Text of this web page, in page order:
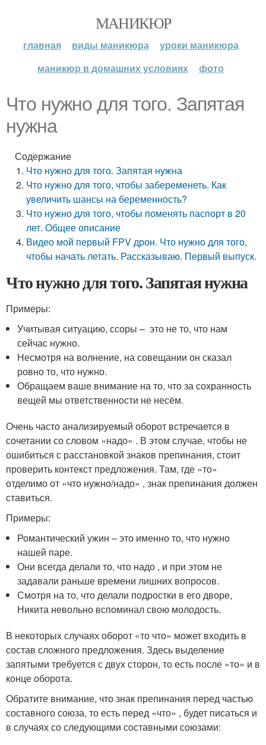
МАНИКЮР
главная виды маникюра
уроки маникюра
маникюр в домашних условиях
фото
Что нужно для того. Запятая
нужна
Содержание
Что нужно для того. Запятая нужна
Что нужно для того, чтобы забеременеть. Как
увеличить шансы на беременность?
Что нужно для того, чтобы поменять паспорт в 20
лет. Общее описание
Видео мой первый FPV дрон. Что нужно для того,
чтобы начать летать. Рассказываю. Первый выпуск.
Что нужно для того. Запятая нужна
Примеры:
Учитывая ситуацию, ссоры – это не то, что нам
сейчас нужно.
Несмотря на волнение, на совещании он сказал
ровно то, что нужно.
Обращаем ваше внимание на то, что за сохранность
вещей мы ответственности не несём.
Очень часто анализируемый оборот встречается в
сочетании со словом «надо» . В этом случае, чтобы не
ошибиться с расстановкой знаков препинания, стоит
проверить контекст предложения. Там, где «то»
отделимо от «что нужно/надо» , знак препинания должен
ставиться.
Примеры:
Романтический ужин – это именно то, что нужно
нашей паре.
Они всегда делали то, что надо , и при этом не
задавали раньше времени лишних вопросов.
Смотря на то, что делали подростки в его дворе,
Никита невольно вспоминал свою молодость.
В некоторых случаях оборот «то что» может входить в
состав сложного предложения. Здесь выделение
запятыми требуется с двух сторон, то есть после «то» и в
конце оборота.
Обратите внимание, что знак препинания перед частью
составного союза, то есть перед «что» , будет писаться и
в случаях со следующими составными союзами: